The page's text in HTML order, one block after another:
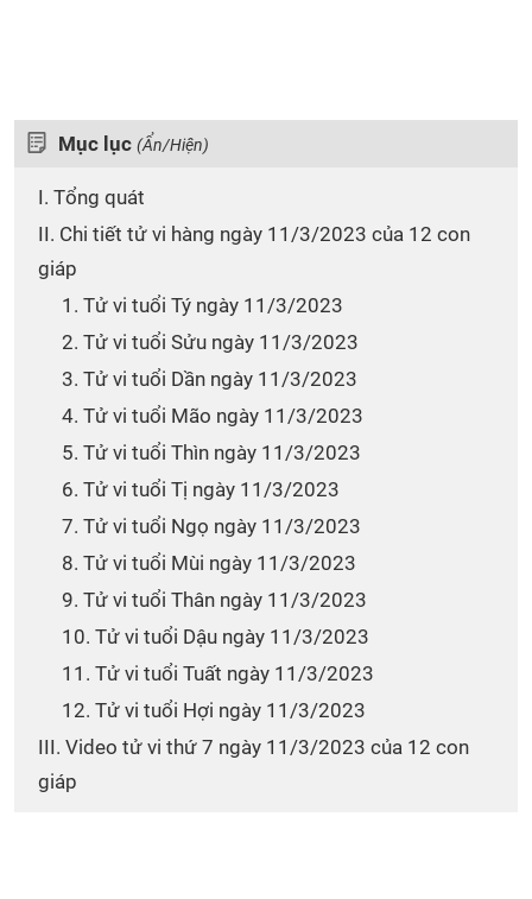
Mục lục (Ẩn/Hiện)
I. Tổng quát
II. Chi tiết tử vi hàng ngày 11/3/2023 của 12 con
giáp
1. Tử vi tuổi Tý ngày 11/3/2023
2. Tử vi tuổi Sửu ngày 11/3/2023
3. Tử vi tuổi Dần ngày 11/3/2023
4. Tử vi tuổi Mão ngày 11/3/2023
5. Tử vi tuổi Thìn ngày 11/3/2023
6. Tử vi tuổi Tị ngày 11/3/2023
7. Tử vi tuổi Ngọ ngày 11/3/2023
8. Tử vi tuổi Mùi ngày 11/3/2023
9. Tử vi tuổi Thân ngày 11/3/2023
10. Tử vi tuổi Dậu ngày 11/3/2023
11. Tử vi tuổi Tuất ngày 11/3/2023
12. Tử vi tuổi Hợi ngày 11/3/2023
III. Video tử vi thứ 7 ngày 11/3/2023 của 12 con
giáp